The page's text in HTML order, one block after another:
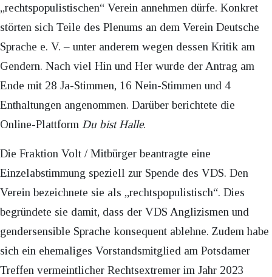
„rechtspopulistischen“ Verein annehmen dürfe. Konkret
störten sich Teile des Plenums an dem Verein Deutsche
Sprache e. V. – unter anderem wegen dessen Kritik am
Gendern. Nach viel Hin und Her wurde der Antrag am
Ende mit 28 Ja-Stimmen, 16 Nein-Stimmen und 4
Enthaltungen angenommen. Darüber berichtete die
Online-Plattform Du bist Halle.
Die Fraktion Volt / Mitbürger beantragte eine
Einzelabstimmung speziell zur Spende des VDS. Den
Verein bezeichnete sie als „rechtspopulistisch“. Dies
begründete sie damit, dass der VDS Anglizismen und
gendersensible Sprache konsequent ablehne. Zudem habe
sich ein ehemaliges Vorstandsmitglied am Potsdamer
Treffen vermeintlicher Rechtsextremer im Jahr 2023